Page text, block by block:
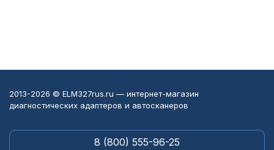
2013-2026 © ELM327rus.ru — интернет-магазин
диагностических адаптеров и автосканеров
8 (800) 555-96-25